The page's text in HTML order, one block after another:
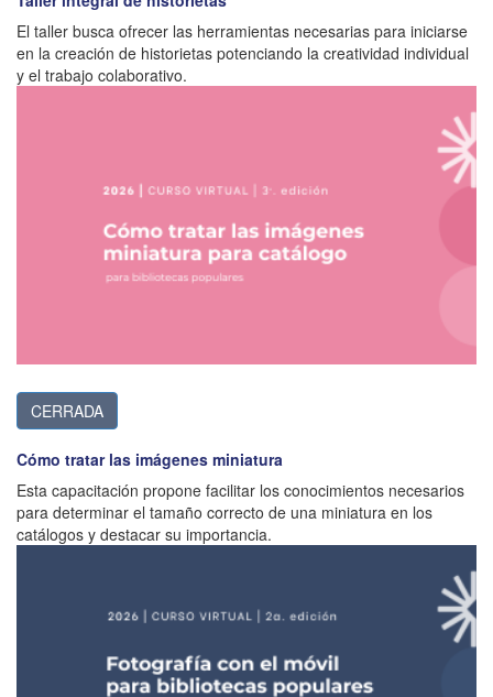
El taller busca ofrecer las herramientas necesarias para iniciarse
en la creación de historietas potenciando la creatividad individual
y el trabajo colaborativo.
CERRADA
Cómo tratar las imágenes miniatura
Esta capacitación propone facilitar los conocimientos necesarios
para determinar el tamaño correcto de una miniatura en los
catálogos y destacar su importancia.